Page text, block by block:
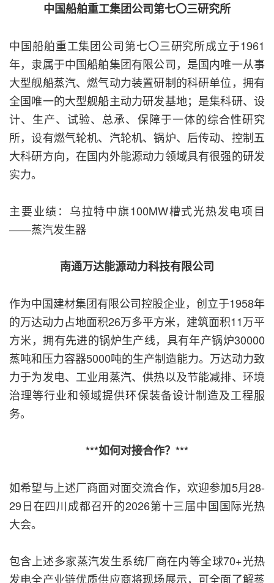
中国船舶重工集团公司第七〇三研究所
中国船舶重工集团公司第七〇三研究所成立于1961
年，隶属于中国船舶集团有限公司，是国内唯一从事
大型舰船蒸汽、燃气动力装置研制的科研单位，拥有
全国唯一的大型舰船主动力研发基地；是集科研、设
计、生产、试验、总承、保障于一体的综合性研究
所，设有燃气轮机、汽轮机、锅炉、后传动、控制五
大科研方向，在国内外能源动力领域具有很强的研发
实力。
主要业绩：乌拉特中旗100MW槽式光热发电项目
——蒸汽发生器
南通万达能源动力科技有限公司
作为中国建材集团有限公司控股企业，创立于1958年
的万达动力占地面积26万多平方米，建筑面积11万平
方米，拥有先进的锅炉生产线，具有年产锅炉30000
蒸吨和压力容器5000吨的生产制造能力。万达动力致
力于为发电、工业用蒸汽、供热以及节能减排、环境
治理等行业和领域提供环保装备设计制造及工程服
务。
***如何对接合作？***
如希望与上述厂商面对面交流合作，欢迎参加5月28-
29日在四川成都召开的2026第十三届中国国际光热
大会。
包含上述多家蒸汽发生系统厂商在内等全球70+光热
发电全产业链优质供应商将现场展示，可全面了解蒸